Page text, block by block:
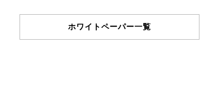
ホワイトペーパー一覧